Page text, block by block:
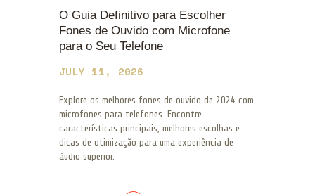
O Guia Definitivo para Escolher
Fones de Ouvido com Microfone
para o Seu Telefone
JULY 11, 2026
Explore os melhores fones de ouvido de 2024 com
microfones para telefones. Encontre
características principais, melhores escolhas e
dicas de otimização para uma experiência de
áudio superior.